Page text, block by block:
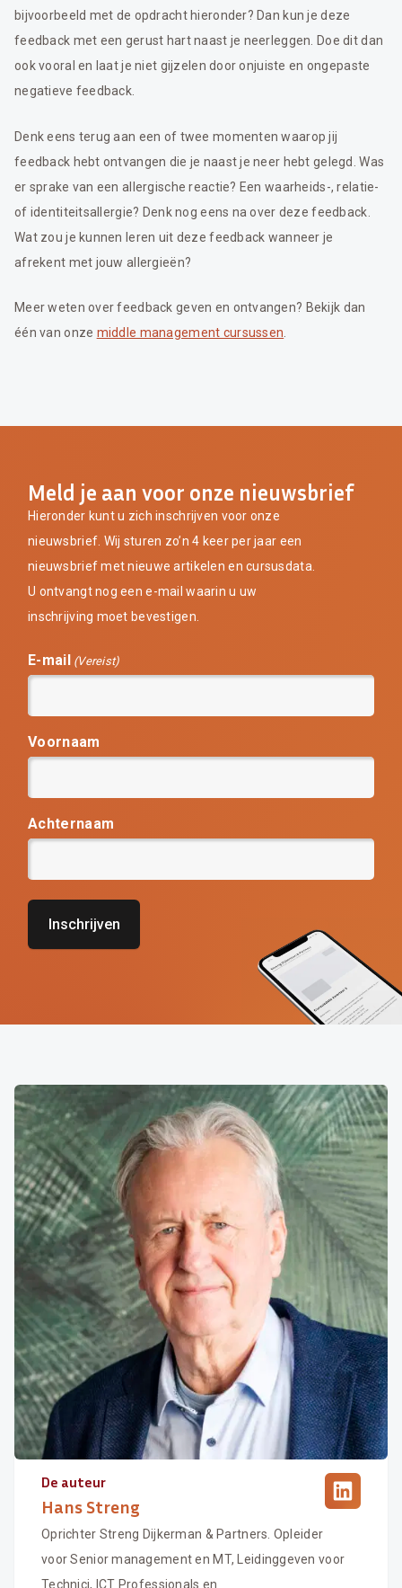
bijvoorbeeld met de opdracht hieronder? Dan kun je deze
feedback met een gerust hart naast je neerleggen. Doe dit dan
ook vooral en laat je niet gijzelen door onjuiste en ongepaste
negatieve feedback.
Denk eens terug aan een of twee momenten waarop jij
feedback hebt ontvangen die je naast je neer hebt gelegd. Was
er sprake van een allergische reactie? Een waarheids-, relatie-
of identiteitsallergie? Denk nog eens na over deze feedback.
Wat zou je kunnen leren uit deze feedback wanneer je
afrekent met jouw allergieën?
Meer weten over feedback geven en ontvangen? Bekijk dan
één van onze middle management cursussen.
Meld je aan voor onze nieuwsbrief
Hieronder kunt u zich inschrijven voor onze
nieuwsbrief. Wij sturen zo’n 4 keer per jaar een
nieuwsbrief met nieuwe artikelen en cursusdata.
U ontvangt nog een e-mail waarin u uw
inschrijving moet bevestigen.
E-mail (Vereist)
Voornaam
Achternaam
De auteur
Hans Streng
Oprichter Streng Dijkerman & Partners. Opleider
voor Senior management en MT, Leidinggeven voor
Technici, ICT Professionals en